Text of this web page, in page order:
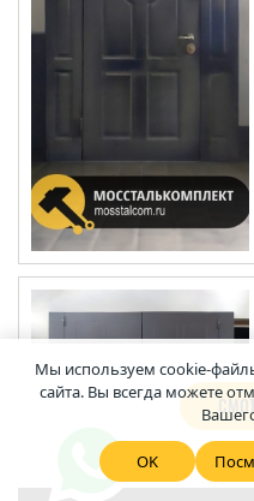
Мы используем cookie-
сайта. Вы всегда можете
OK